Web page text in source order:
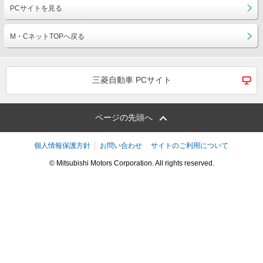
PCサイトを見る
M・CネットTOPへ戻る
三菱自動車 PCサイト
ページの先頭へ
個人情報保護方針 お問い合わせ サイトのご利用について
© Mitsubishi Motors Corporation. All rights reserved.